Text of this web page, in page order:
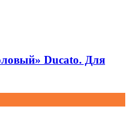
Ducato. Для